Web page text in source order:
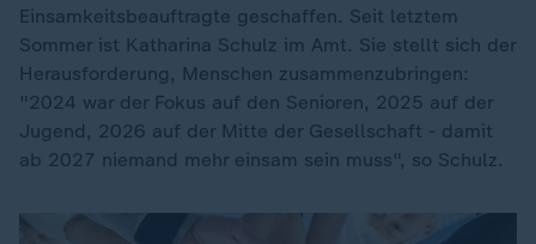
Einsamkeitsbeauftragte geschaffen. Seit letztem
Sommer ist Katharina Schulz im Amt. Sie stellt sich der
Herausforderung, Menschen zusammenzubringen:
"2024 war der Fokus auf den Senioren, 2025 auf der
Jugend, 2026 auf der Mitte der Gesellschaft - damit
ab 2027 niemand mehr einsam sein muss", so Schulz.